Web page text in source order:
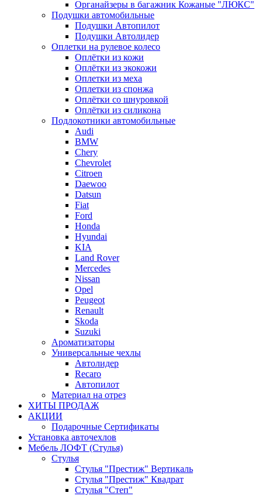
Органайзеры в багажник Кожаные "ЛЮКС"
Подушки автомобильные
Подушки Автопилот
Подушки Автолидер
Оплетки на рулевое колесо
Оплётки из кожи
Оплётки из экокожи
Оплетки из меха
Оплетки из спонжа
Оплётки со шнуровкой
Оплётки из силикона
Подлокотники автомобильные
Audi
BMW
Chery
Chevrolet
Citroen
Daewoo
Datsun
Fiat
Ford
Honda
Hyundai
KIA
Land Rover
Mercedes
Nissan
Opel
Peugeot
Renault
Skoda
Suzuki
Ароматизаторы
Универсальные чехлы
Автолидер
Recaro
Автопилот
Материал на отрез
ХИТЫ ПРОДАЖ
АКЦИИ
Подарочные Сертификаты
Установка авточехлов
Мебель ЛОФТ (Стулья)
Стулья
Стулья "Престиж" Вертикаль
Стулья "Престиж" Квадрат
Стулья "Степ"